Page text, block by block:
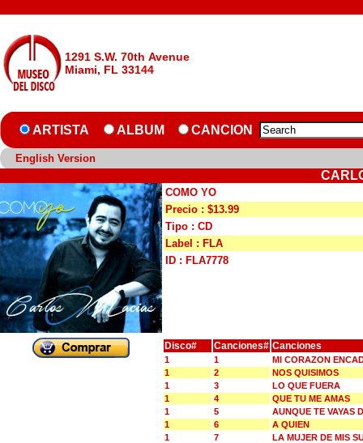
1291 S.W. 70th Avenue
Miami, FL 33144
ARTISTA ALBUM CANCION
English Version
COMO YO
Precio : $13.99
Tipo : CD
Label : FLA
ID : FLA7778
Disco# Canciones# Canciones
1 1
MI CORAZON
1
2
NOS QUISIMOS
1
3
LO QUE FUERA
1
4
QUE TU ME AMAS
1
5
AUNQUE TE VAYAS
1
6
A QUIEN
1
7
LA MUJER DE MIS